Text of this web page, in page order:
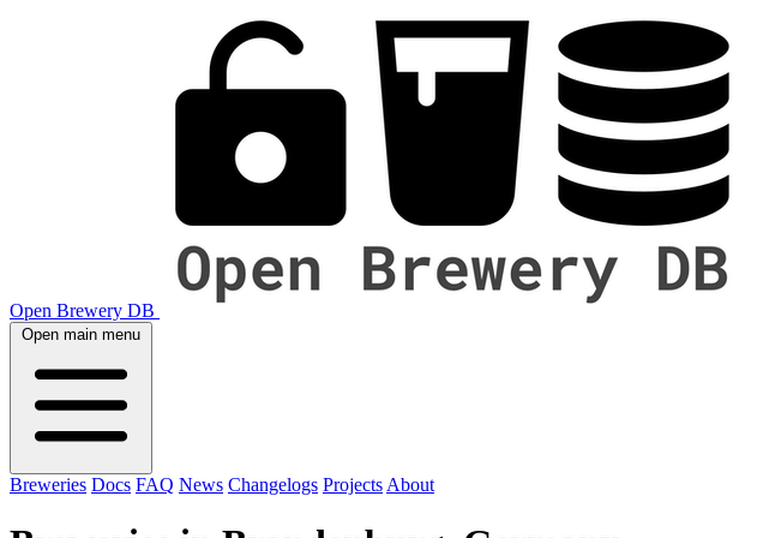
Open Brewery DB
Open main menu
Breweries Docs FAQ News Changelogs Projects About